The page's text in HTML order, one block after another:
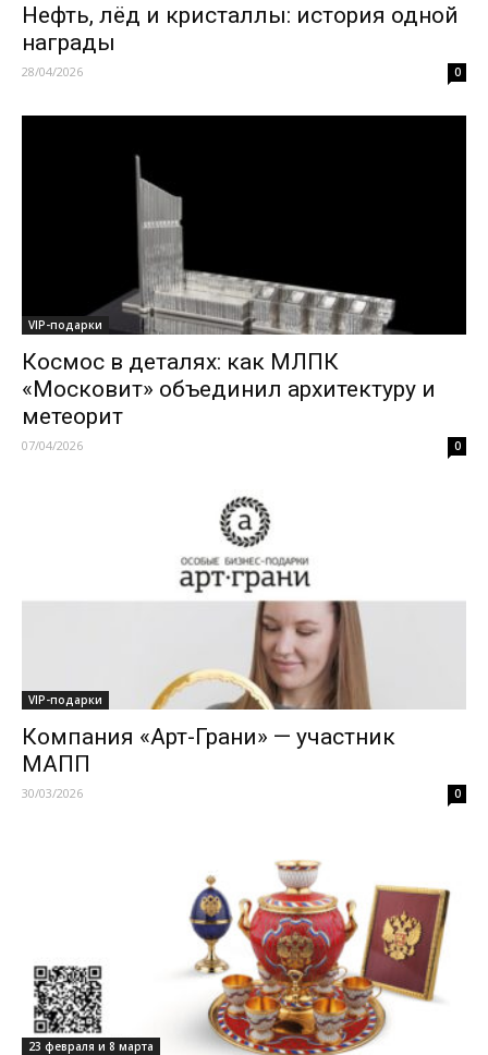
Нефть, лёд и кристаллы: история одной
награды
28/04/2026 0
VIP-подарки
Космос в деталях: как МЛПК
«Московит» объединил архитектуру и
метеорит
07/04/2026 0
VIP-подарки
Компания «Арт-Грани» — участник
МАПП
30/03/2026 0
23 февраля и 8 марта